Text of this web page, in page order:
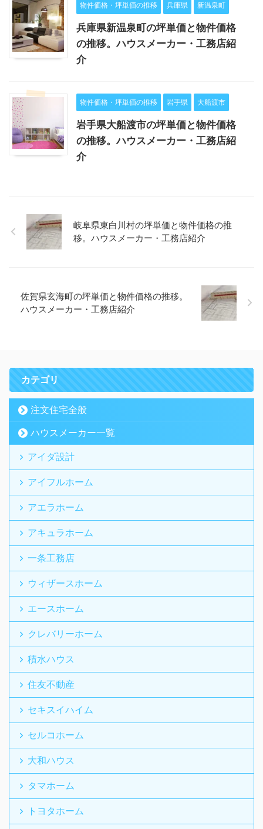
物件価格・坪単価の推移 兵庫県 新温泉町
兵庫県新温泉町の坪単価と物件価格
の推移。ハウスメーカー・工務店紹
介
物件価格・坪単価の推移 岩手県 大船渡市
岩手県大船渡市の坪単価と物件価格
の推移。ハウスメーカー・工務店紹
介
岐阜県東白川村の坪単価と物件価格の推
移。ハウスメーカー・工務店紹介
佐賀県玄海町の坪単価と物件価格の推移。
ハウスメーカー・工務店紹介
カテゴリ
注文住宅全般
ハウスメーカー一覧
アイダ設計
アイフルホーム
アエラホーム
アキュラホーム
一条工務店
ウィザースホーム
エースホーム
クレバリーホーム
積水ハウス
住友不動産
セキスイハイム
セルコホーム
大和ハウス
タマホーム
トヨタホーム